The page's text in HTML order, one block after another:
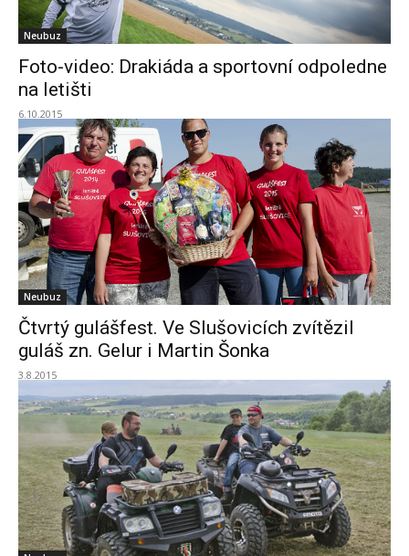
Neubuz
Foto-video: Drakiáda a sportovní odpoledne
na letišti
6.10.2015
Neubuz
Čtvrtý gulášfest. Ve Slušovicích zvítězil
guláš zn. Gelur i Martin Šonka
3.8.2015